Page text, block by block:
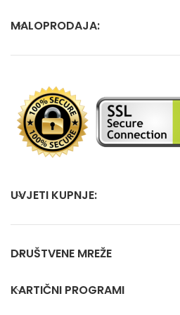
MALOPRODAJA:
UVJETI KUPNJE:
DRUŠTVENE MREŽE
KARTIČNI PROGRAMI